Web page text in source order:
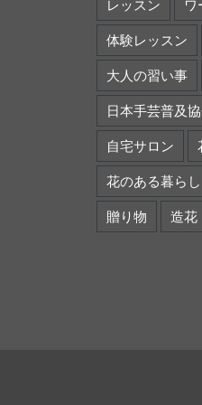
レッスン ワ
体験レッスン
大人の習い事
日本手芸普及
自宅サロン
花のある暮らし
贈り物 造花